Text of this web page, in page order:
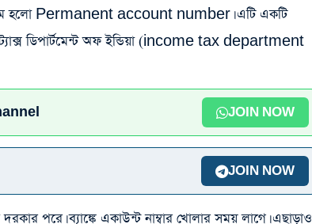
হলো Permanent account number। এটি একটি
ট্যাক্স ডিপার্টমেন্ট অফ ইন্ডিয়া (income tax department
JOIN NOW
JOIN NOW
পরে। ব্যাঙ্কে একাউন্ট নাম্বার খোলার সময় লাগে। এছাড়াও